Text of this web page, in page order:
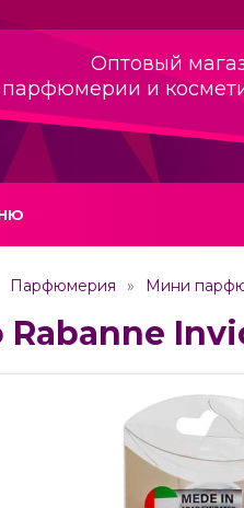
Оптовый
парфюмерии и
Парфюмерия Мини
Rabanne